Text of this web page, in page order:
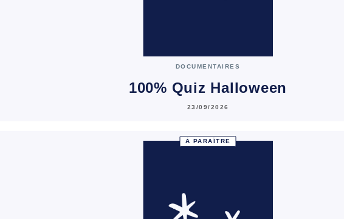
DOCUMENTAIRES
100% Quiz Halloween
23/09/2026
À PARAÎTRE